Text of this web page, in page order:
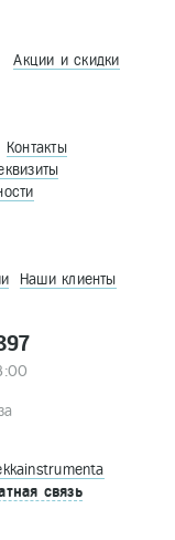
Акции и скидки
Контакты
Наши клиенты
связь